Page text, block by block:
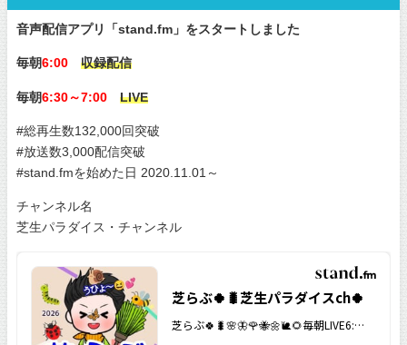
音声配信アプリ「stand.fm」をスタートしました
毎朝6:00 収録配信
毎朝6:30～7:00 LIVE
#総再生数132,000回突破
#放送数3,000配信突破
#stand.fmを始めた日 2020.11.01～
チャンネル名
芝生パラダイス・チャンネル